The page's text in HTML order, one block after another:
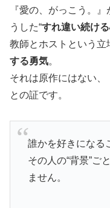
『愛の、がっこう。
うした“すれ違い続け
教師とホストという立
する勇気。
それは原作にはない、
との証です。
誰かを好きになる
その人の“背景”ご
ません。